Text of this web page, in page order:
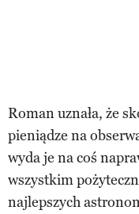
Roman uznała, że
pieniądze na
wyda je na coś
wszystkim
najlepszych